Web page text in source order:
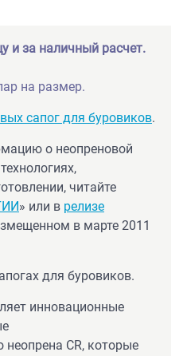
и за наличный расчет.
на размер.
сапог для буровиков.
о неопреновой
читайте
» или в релизе
в марте 2011
для буровиков.
инновационные
неопрена СR, которые